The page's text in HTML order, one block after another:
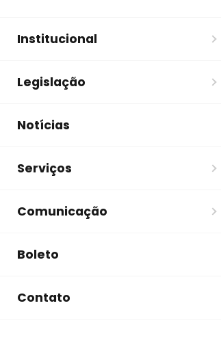
Institucional
Legislação
Notícias
Serviços
Comunicação
Boleto
Contato